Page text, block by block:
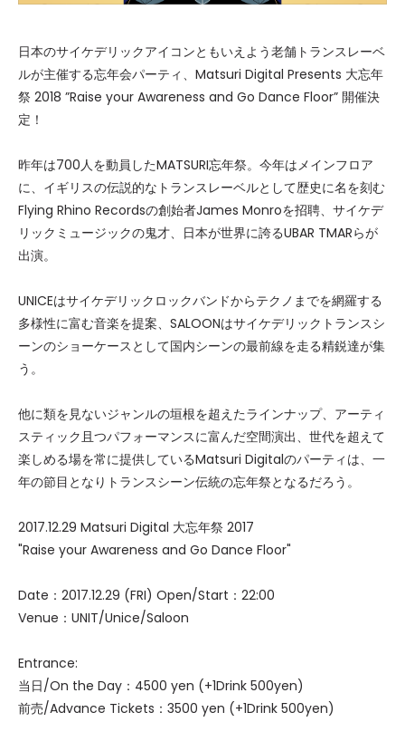
日本のサイケデリックアイコンともいえよう老舗トランスレーベ
ルが主催する忘年会パーティ、Matsuri Digital Presents 大忘年
祭 2018 ”Raise your Awareness and Go Dance Floor” 開催決
定！
昨年は700人を動員したMATSURI忘年祭。今年はメインフロア
に、イギリスの伝説的なトランスレーベルとして歴史に名を刻む
Flying Rhino Recordsの創始者James Monroを招聘、サイケデ
リックミュージックの鬼才、日本が世界に誇るUBAR TMARらが
出演。
UNICEはサイケデリックロックバンドからテクノまでを網羅する
多様性に富む音楽を提案、SALOONはサイケデリックトランスシ
ーンのショーケースとして国内シーンの最前線を走る精鋭達が集
う。
他に類を見ないジャンルの垣根を超えたラインナップ、アーティ
スティック且つパフォーマンスに富んだ空間演出、世代を超えて
楽しめる場を常に提供しているMatsuri Digitalのパーティは、一
年の節目となりトランスシーン伝統の忘年祭となるだろう。
2017.12.29 Matsuri Digital 大忘年祭 2017
"Raise your Awareness and Go Dance Floor"
Date：2017.12.29 (FRI) Open/Start：22:00
Venue：UNIT/Unice/Saloon
Entrance:
当日/On the Day：4500 yen (+1Drink 500yen)
前売/Advance Tickets：3500 yen (+1Drink 500yen)